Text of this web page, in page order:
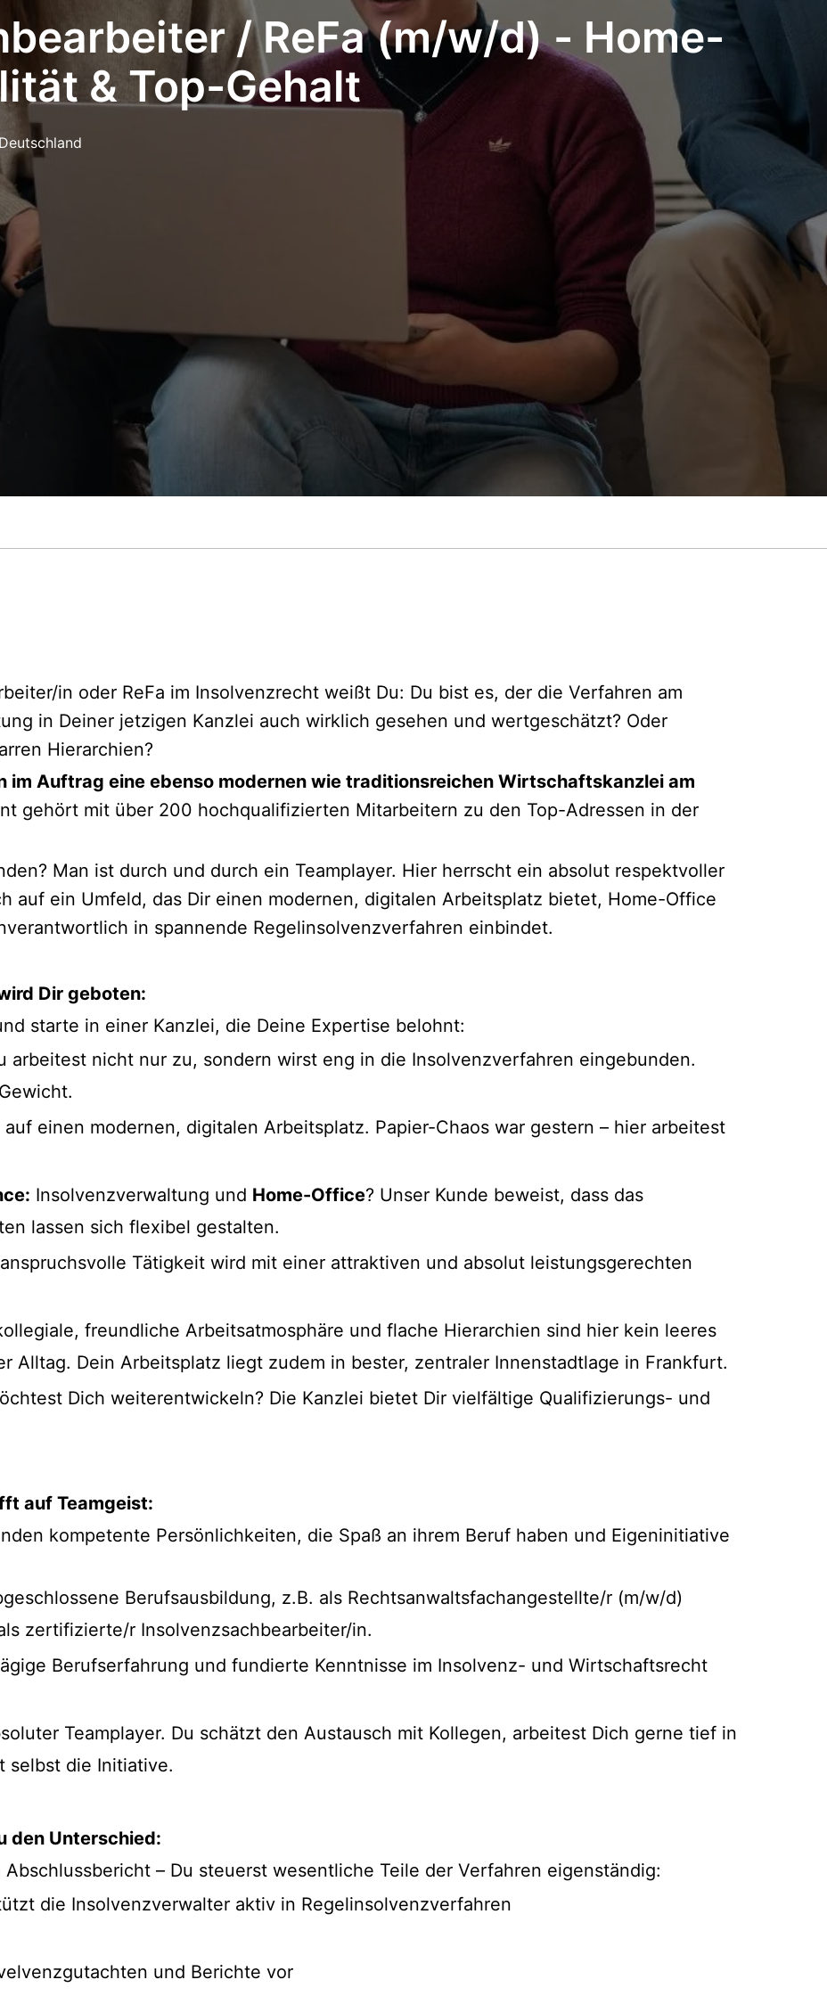
/ ReFa (m/w/d) - Home-
& Top-Gehalt
Deutschland
in oder ReFa im Insolvenzrecht weißt Du: Du bist es, der die Verfahren am
in Deiner jetzigen Kanzlei auch wirklich gesehen und wertgeschätzt? Oder
Hierarchien?
im Auftrag eine ebenso modernen wie traditionsreichen Wirtschaftskanzlei am
gehört mit über 200 hochqualifizierten Mitarbeitern zu den Top-Adressen in der
Man ist durch und durch ein Teamplayer. Hier herrscht ein absolut respektvoller
auf ein Umfeld, das Dir einen modernen, digitalen Arbeitsplatz bietet, Home-Office
in spannende Regelinsolvenzverfahren einbindet.
Dir geboten:
starte in einer Kanzlei, die Deine Expertise belohnt:
arbeitest nicht nur zu, sondern wirst eng in die Insolvenzverfahren eingebunden.
auf einen modernen, digitalen Arbeitsplatz. Papier-Chaos war gestern – hier arbeitest
Insolvenzverwaltung und Home-Office? Unser Kunde beweist, dass das
lassen sich flexibel gestalten.
Tätigkeit wird mit einer attraktiven und absolut leistungsgerechten
freundliche Arbeitsatmosphäre und flache Hierarchien sind hier kein leeres
Alltag. Dein Arbeitsplatz liegt zudem in bester, zentraler Innenstadtlage in Frankfurt.
Dich weiterentwickeln? Die Kanzlei bietet Dir vielfältige Qualifizierungs- und
auf Teamgeist:
kompetente Persönlichkeiten, die Spaß an ihrem Beruf haben und Eigeninitiative
Berufsausbildung, z.B. als Rechtsanwaltsfachangestellte/r (m/w/d)
zertifizierte/r Insolvenzsachbearbeiter/in.
Berufserfahrung und fundierte Kenntnisse im Insolvenz- und Wirtschaftsrecht
Teamplayer. Du schätzt den Austausch mit Kollegen, arbeitest Dich gerne tief in
selbst die Initiative.
den Unterschied:
– Du steuerst wesentliche Teile der Verfahren eigenständig:
die Insolvenzverwalter aktiv in Regelinsolvenzverfahren
und Berichte vor